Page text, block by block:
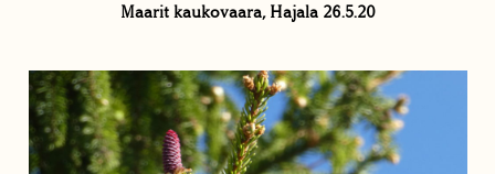
Maarit kaukovaara, Hajala 26.5.20